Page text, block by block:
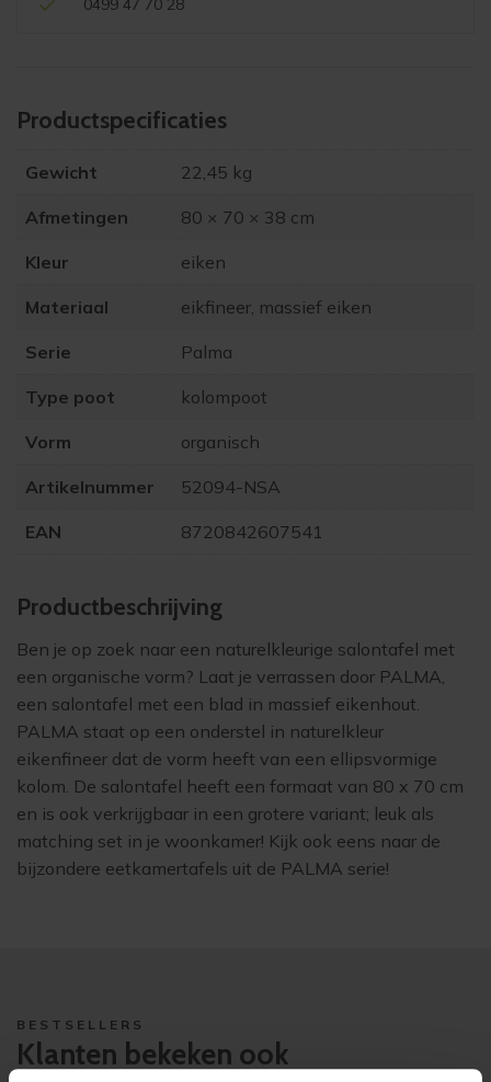
0499 47 70 28
Product­specificaties
Gewicht 22,45 kg
Afmetingen 80 × 70 × 38 cm
Kleur eiken
Materiaal eikfineer, massief eiken
Serie Palma
Type poot kolompoot
Vorm organisch
Artikelnummer 52094-NSA
EAN 8720842607541
Product­beschrijving
Ben je op zoek naar een naturelkleurige salontafel met
een organische vorm? Laat je verrassen door PALMA,
een salontafel met een blad in massief eikenhout.
PALMA staat op een onderstel in naturelkleur
eikenfineer dat de vorm heeft van een ellipsvormige
kolom. De salontafel heeft een formaat van 80 x 70 cm
en is ook verkrijgbaar in een grotere variant; leuk als
matching set in je woonkamer! Kijk ook eens naar de
bijzondere eetkamertafels uit de PALMA serie!
BESTSELLERS
Klanten bekeken ook